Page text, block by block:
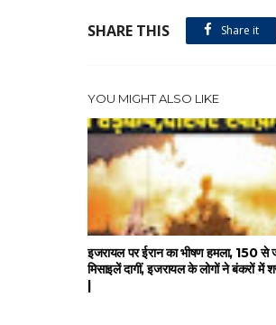
SHARE THIS Share it
YOU MIGHT ALSO LIKE
इजरायल पर ईरान का भीषण हमला, 150 से
मिसाइलें दागीं, इजरायल के लोगों ने बंकरों में
|